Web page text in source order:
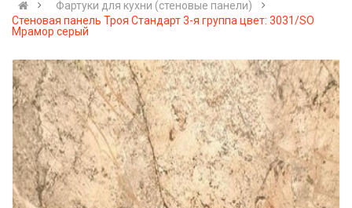
Фартуки для кухни (стеновые панели)
Стеновая панель Троя Стандарт 3-я группа цвет: 3031/SO
Мрамор серый